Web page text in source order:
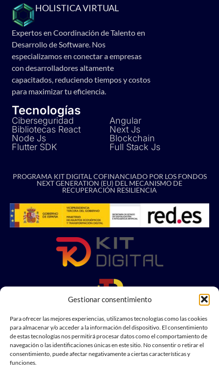
Gestionar consentimiento
Para ofrecer las mejores experiencias, utilizamos tecnologías como las cookies
para almacenar y/o acceder a la información del dispositivo. El consentimiento
de estas tecnologías nos permitirá procesar datos como el comportamiento de
navegación o las identificaciones únicas en este sitio. No consentir o retirar el
consentimiento, puede afectar negativamente a ciertas características y
funciones.
HOLISTICA VIRTUAL
Expertos en Coordinación de Talento en
Desarrollo de Software. Nos
especializamos en conectar a empresas
con desarrolladores altamente
capacitados, reduciendo tiempos y costos
para maximizar tu eficiencia.
Tecnologías
Ciberseguridad
Bibliotecas React
Node Js
Flutter SDK
Angular
Next Js
Blockchain
Full Stack Js
PROGRAMA KIT DIGITAL COFINANCIADO POR LOS FONDOS
NEXT GENERATION (EU) DEL MECANISMO DE
RECUPERACIÓN RESILIENCIA